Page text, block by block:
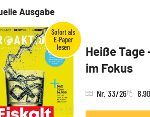
Ausgabe
Heiße
im Fokus
Nr. 33/26